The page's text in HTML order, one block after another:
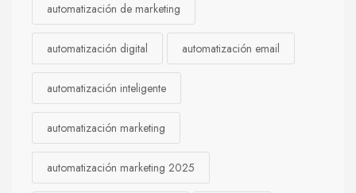
automatización de marketing
automatización digital automatización email
automatización inteligente
automatización marketing
automatización marketing 2025